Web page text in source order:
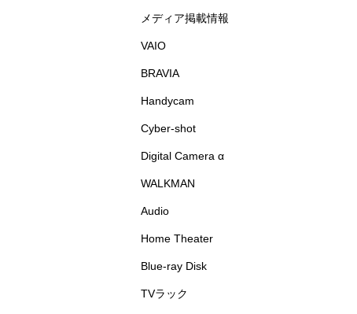
メディア掲載情報
VAIO
BRAVIA
Handycam
Cyber-shot
Digital Camera α
WALKMAN
Audio
Home Theater
Blue-ray Disk
TVラック